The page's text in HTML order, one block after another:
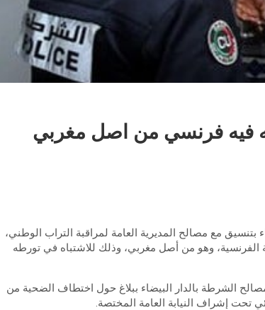
فيه فرنسي من اصل مغربي
بتنسيق مع مصالح المديرية العامة لمراقبة التراب الوطني،
الجنسية الفرنسية، وهو من أصل مغربي، وذلك للاشتباه في تورطه
الشرطة بالدار البيضاء ببلاغ حول اختطاف الضحية من
إشراف النيابة العامة المختصة.